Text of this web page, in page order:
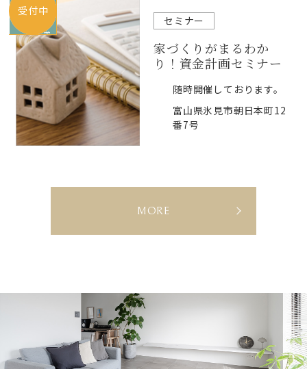
受付中
セミナー
家づくりがまるわか
り！資金計画セミナー
随時開催しております。
富山県氷見市朝日本町12
番7号
MORE